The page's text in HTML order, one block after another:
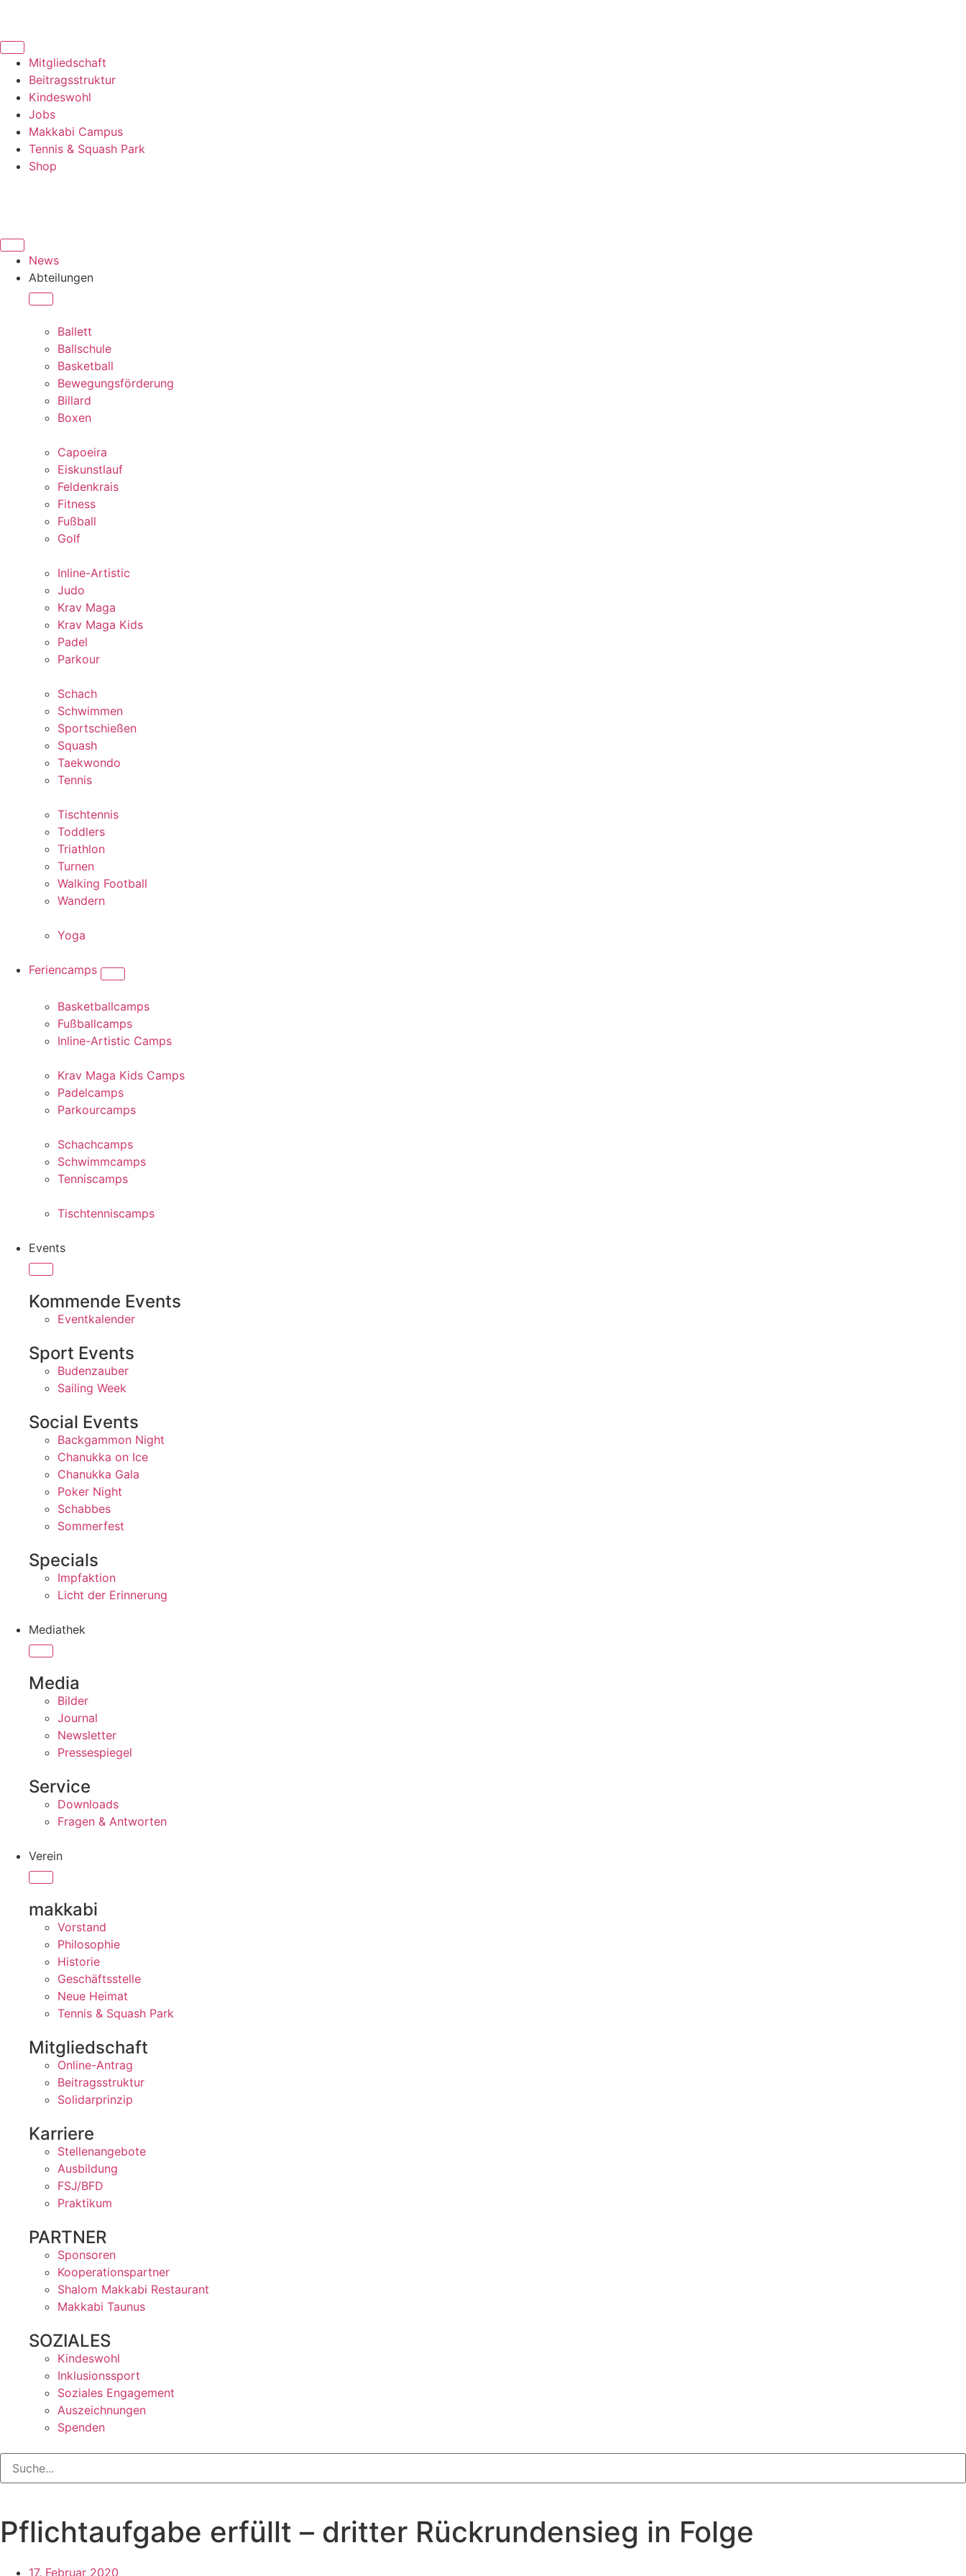
Mitgliedschaft
Beitragsstruktur
Kindeswohl
Jobs
Makkabi Campus
Tennis & Squash Park
Shop
News
Abteilungen
Ballett
Ballschule
Basketball
Bewegungsförderung
Billard
Boxen
Capoeira
Eiskunstlauf
Feldenkrais
Fitness
Fußball
Golf
Inline-Artistic
Judo
Krav Maga
Krav Maga Kids
Padel
Parkour
Schach
Schwimmen
Sportschießen
Squash
Taekwondo
Tennis
Tischtennis
Toddlers
Triathlon
Turnen
Walking Football
Wandern
Yoga
Feriencamps
Basketballcamps
Fußballcamps
Inline-Artistic Camps
Krav Maga Kids Camps
Padelcamps
Parkourcamps
Schachcamps
Schwimmcamps
Tenniscamps
Tischtenniscamps
Events
Kommende Events
Eventkalender
Sport Events
Budenzauber
Sailing Week
Social Events
Backgammon Night
Chanukka on Ice
Chanukka Gala
Poker Night
Schabbes
Sommerfest
Specials
Impfaktion
Licht der Erinnerung
Mediathek
Media
Bilder
Journal
Newsletter
Pressespiegel
Service
Downloads
Fragen & Antworten
Verein
makkabi
Vorstand
Philosophie
Historie
Geschäftsstelle
Neue Heimat
Tennis & Squash Park
Mitgliedschaft
Online-Antrag
Beitragsstruktur
Solidarprinzip
Karriere
Stellenangebote
Ausbildung
FSJ/BFD
Praktikum
PARTNER
Sponsoren
Kooperationspartner
Shalom Makkabi Restaurant
Makkabi Taunus
SOZIALES
Kindeswohl
Inklusionssport
Soziales Engagement
Auszeichnungen
Spenden
Pflichtaufgabe erfüllt – dritter Rückrundensieg in Folge
17. Februar 2020